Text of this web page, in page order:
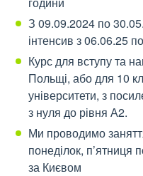
З 09.09.2024 по
інтенсив з 06.06.25
Курс для вступу та
Польщі, або для 10
університети, з
з нуля до рівня А2.
Ми проводимо
понеділок, п’ятниця
за Києвом